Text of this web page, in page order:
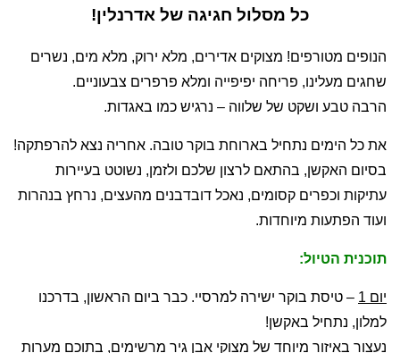
כל מסלול חגיגה של אדרנלין!
הנופים מטורפים! מצוקים אדירים, מלא ירוק, מלא מים, נשרים
שחגים מעלינו, פריחה יפיפייה ומלא פרפרים צבעוניים.
הרבה טבע ושקט של שלווה – נרגיש כמו באגדות.
את כל הימים נתחיל בארוחת בוקר טובה. אחריה נצא להרפתקה!
בסיום האקשן, בהתאם לרצון שלכם ולזמן, נשוטט בעיירות
עתיקות וכפרים קסומים, נאכל דובדבנים מהעצים, נרחץ בנהרות
ועוד הפתעות מיוחדות.
תוכנית הטיול:
יום 1
– טיסת בוקר ישירה למרסיי. כבר ביום הראשון, בדרכנו
למלון, נתחיל באקשן!
נעצור באיזור מיוחד של מצוקי אבן גיר מרשימים, בתוכם מערות